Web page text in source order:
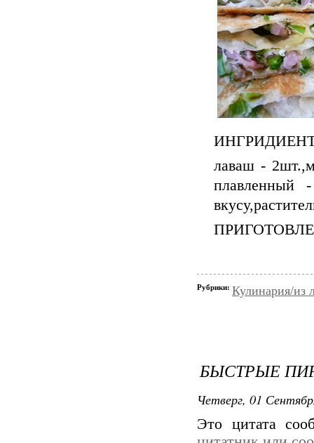
лаваш -
плавленный
Рубрики: Кулинария/из
БЫСТРЫЕ
Четверг, 01
Это цитата